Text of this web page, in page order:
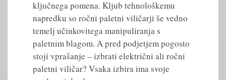
ključnega pomena. Kljub tehnološkemu
napredku so ročni paletni viličarji še vedno
temelj učinkovitega manipuliranja s
paletnim blagom. A pred podjetjem pogosto
stoji vprašanje – izbrati električni ali ročni
paletni viličar? Vsaka izbira ima svoje